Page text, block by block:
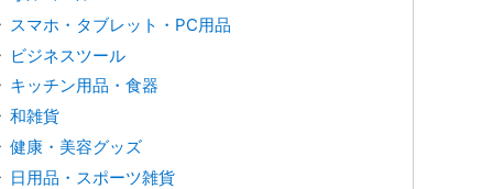
スマホ・タブレット・PC用品
ビジネスツール
キッチン用品・食器
和雑貨
健康・美容グッズ
日用品・スポーツ雑貨